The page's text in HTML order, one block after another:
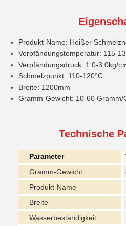
Produkt-Name: Heißer
Verpfändungstemperatur: 115-
Verpfändungsdruck: 1.0-3.0kg/c
Schmelzpunkt: 110-120°C
Breite: 1200mm
Gramm-Gewicht: 10-60 Gramm/
Technische
Parameter
Gramm-Gewicht
Produkt-Name
Breite
Wasserbeständigkeit